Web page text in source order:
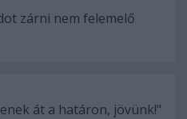
zárni nem felemelő
át a határon, jövünk!"